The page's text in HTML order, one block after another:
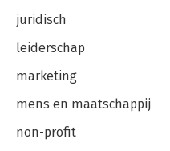
juridisch
leiderschap
marketing
mens en maatschappij
non-profit